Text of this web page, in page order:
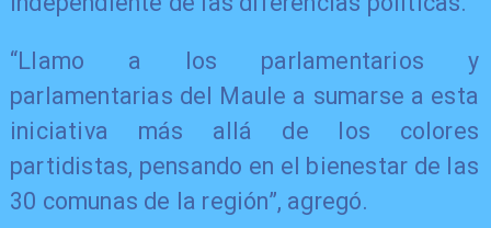
“Llamo a los parlamentarios y
parlamentarias del Maule a sumarse a esta
iniciativa más allá de los colores
partidistas, pensando en el bienestar de las
30 comunas de la región”, agregó.